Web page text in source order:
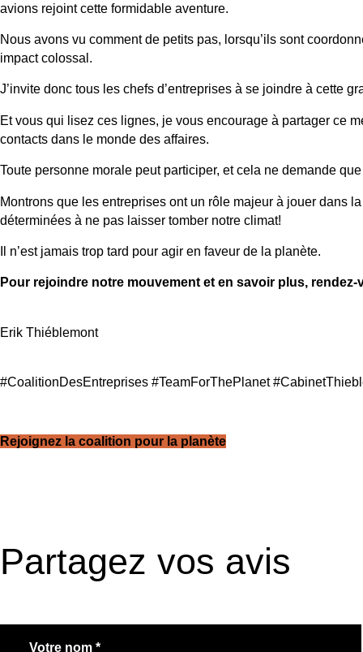
avions rejoint cette formidable aventure.
Nous avons vu comment de petits pas, lorsqu’ils sont
impact colossal.
J’invite donc tous les chefs d’entreprises à se joindre à cette
Et vous qui lisez ces lignes, je vous encourage à partager ce
contacts dans le monde des affaires.
Toute personne morale peut participer, et cela ne demande
Montrons que les entreprises ont un rôle majeur à jouer dans
déterminées à ne pas laisser tomber notre climat!
Il n’est jamais trop tard pour agir en faveur de la planète.
Pour rejoindre notre mouvement et en savoir plus,
Erik Thiéblemont
#CoalitionDesEntreprises #TeamForThePlanet
Rejoignez la coalition pour la planète
Partagez vos avis